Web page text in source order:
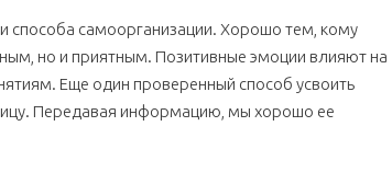
способа самоорганизации. Хорошо тем, кому
но и приятным. Позитивные эмоции влияют на
Еще один проверенный способ усвоить
Передавая информацию, мы хорошо ее